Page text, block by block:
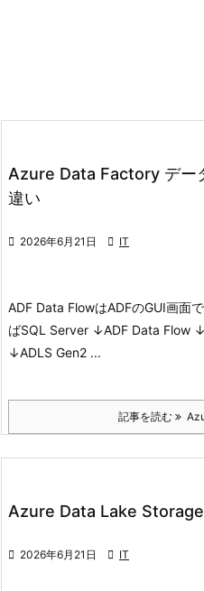
Azure Data Factory デー
違い
 2026年6月21日  IT
ADF Data FlowはADFのGUI画面
ばSQL Server ↓ADF Data Flow
↓ADLS Gen2 ...
記事を読む
Azure Data Lake
 2026年6月21日  IT